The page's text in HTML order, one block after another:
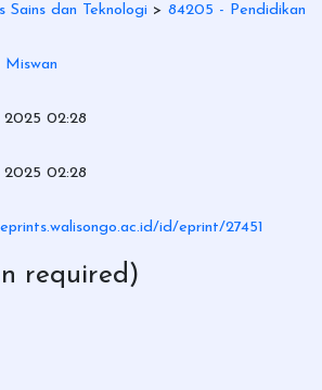
Sains dan Teknologi > 84205 - Pendidikan
Miswan
2025 02:28
2025 02:28
id/eprint/27451
required)